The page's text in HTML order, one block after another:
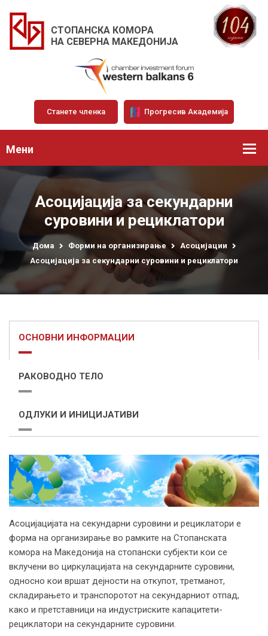
СТОПАНСКА КОМОРА
НА СЕВЕРНА МАКЕДОНИЈА
Станете членка Прогресив Академија
Мени
Асоцијација за секундарни
суровини и рециклатори
Дома Форми на организирање
Асоцијации
Асоцијација за секундарни суровини и рециклатори
ОСНОВНИ ИНФОРМАЦИИ
РАКОВОДНО ТЕЛО
ОДЛУКИ И ИНИЦИЈАТИВИ
Асоцијацијата на секундарни суровини и рециклатори e
форма на организирање во рамките на Стопанската
комора на Македонија на стопански субјекти кои се
вклучени во циркулацијата на секундарните суровини,
односно кои вршат дејности на откупот, третманот,
складирањето и транспоротот на секундарниот отпад,
како и претставници на индустриските капацитети-
рециклатори на секундарните суровини.